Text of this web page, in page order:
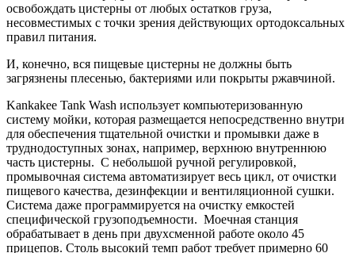
освобождать цистерны от любых остатков груза,
несовместимых с точки зрения действующих ортодоксальных
правил питания.
И, конечно, вся пищевые цистерны не должны быть
загрязнены плесенью, бактериями или покрыты ржавчиной.
Kankakee Tank Wash использует компьютеризованную
систему мойки, которая размещается непосредственно внутри
для обеспечения тщательной очистки и промывки даже в
труднодоступных зонах, например, верхнюю внутреннюю
часть цистерны. С небольшой ручной регулировкой,
промывочная система автоматизирует весь цикл, от очистки
пищевого качества, дезинфекции и вентиляционной сушки.
Система даже программируется на очистку емкостей
специфической грузоподъемности. Моечная станция
обрабатывает в день при двухсменной работе около 45
прицепов. Столь высокий темп работ требует примерно 60